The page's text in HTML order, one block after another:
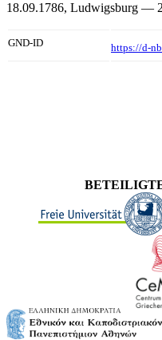
18.09.1786, Ludwigsburg —
GND-ID https://d-